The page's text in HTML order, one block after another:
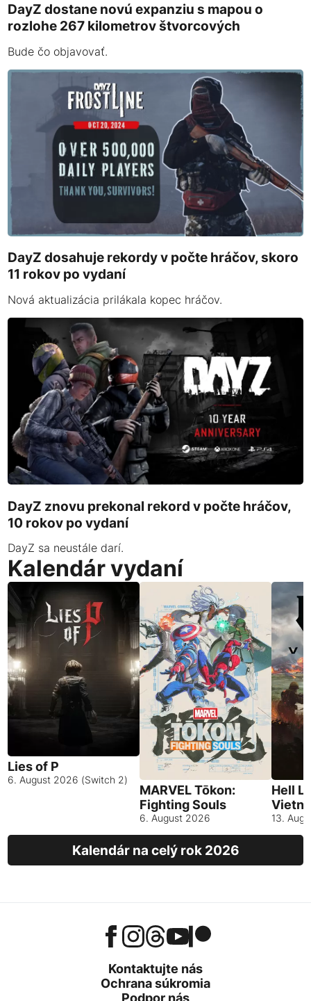
DayZ dostane novú expanziu s mapou o
rozlohe 267 kilometrov štvorcových
Bude čo objavovať.
DayZ dosahuje rekordy v počte hráčov, skoro
11 rokov po vydaní
Nová aktualizácia prilákala kopec hráčov.
DayZ znovu prekonal rekord v počte hráčov,
10 rokov po vydaní
DayZ sa neustále darí.
Kalendár vydaní
Lies of P
6. August 2026 (Switch 2)
MARVEL Tōkon:
Fighting Souls
6. August 2026
Hell
13.
Kalendár na celý rok 2026
Kontaktujte nás
Ochrana súkromia